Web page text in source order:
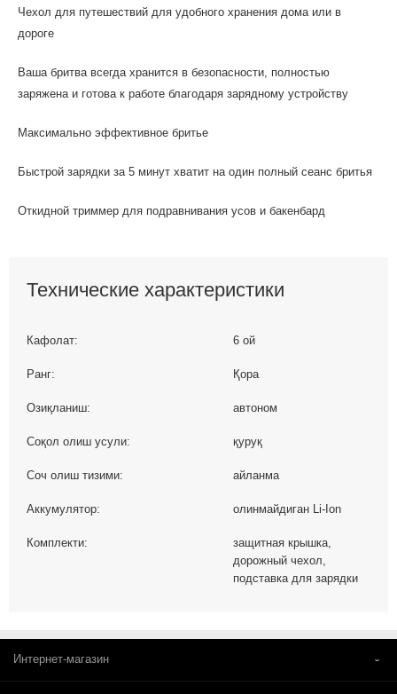
Чехол для путешествий для удобного хранения дома или в
дороге
Ваша бритва всегда хранится в безопасности, полностью
заряжена и готова к работе благодаря зарядному устройству
Максимально эффективное бритье
Быстрой зарядки за 5 минут хватит на один полный сеанс бритья
Откидной триммер для подравнивания усов и бакенбард
Технические характеристики
Кафолат: 6 ой
Ранг: Қора
Озиқланиш: автоном
Соқол олиш усули: қуруқ
Соч олиш тизими: айланма
Аккумулятор: олинмайдиган Li-Ion
Комплекти:
защитная крышка,
дорожный чехол,
подставка для зарядки
Интернет-магазин